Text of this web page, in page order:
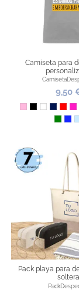
Camiseta para
9,50
RosaNegroBlanco
Marino
Rojo
Verde
Pack playa para
soltera